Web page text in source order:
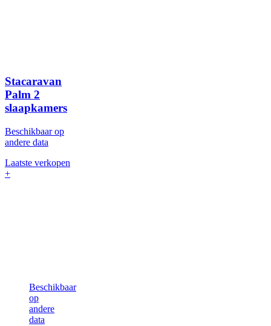
Stacaravan
Palm 2
slaapkamers
Beschikbaar op
andere data
Laatste verkopen
+
Beschikbaar
op
andere
data